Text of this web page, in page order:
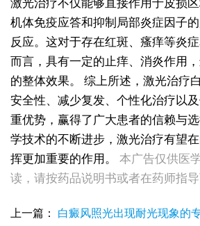
激光治疗不仅能够直接作用于皮损
机体免疫应答和抑制局部炎症因子
反应。这对于存在红斑、瘙痒等炎
而言，具有一定的止痒、消炎作用
的整体效果。
综上所述，激光治疗
安全性、减少复发、个性化治疗以
重优势，赢得了广大患者的信赖与
学技术的不断进步，激光治疗有望
挥更加重要的作用。
本广告仅供医
读，请按药品说明书或者在药师指
上一篇： 白癜风照光出现耐光现象的
女性白斑康复随访服务对
女性皮肤白斑误诊后，白癜风
女性白癜风治疗：遮盖产
女性白癜风治疗：微量元